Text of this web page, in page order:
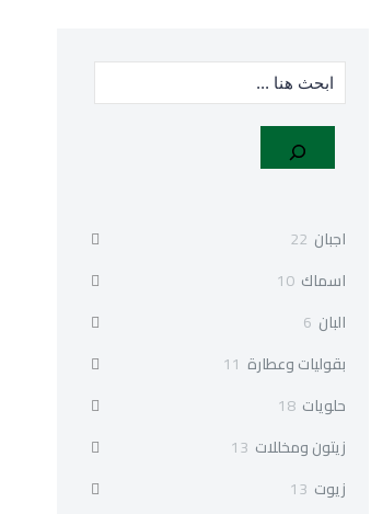
البحث
اجبان 22
22
اسماك 10
10
البان 6
6
بقوليات وعطارة 11
11
حلويات 18
18
زيتون ومخللات 13
13
زيوت 13
13